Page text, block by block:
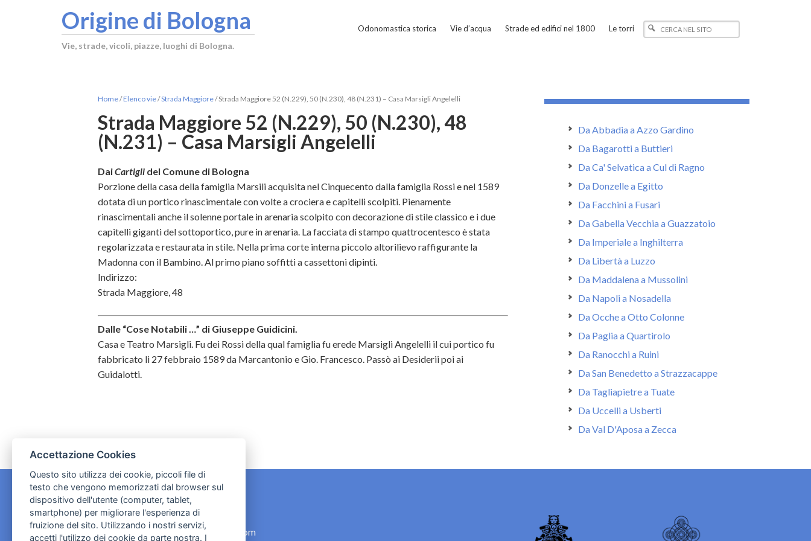
Origine di Bologna
Vie, strade, vicoli, piazze, luoghi di Bologna.
Odonomastica storica Vie d’acqua Strade ed edifici nel 1800 Le torri
Home/Elenco vie/Strada Maggiore/Strada Maggiore 52 (N.229), 50 (N.230), 48 (N.231) – Casa Marsigli Angelelli
Strada Maggiore 52 (N.229), 50 (N.230), 48
(N.231) – Casa Marsigli Angelelli
DaiCartigli del Comune di Bologna
Porzione della casa della famiglia Marsili acquisita nel Cinquecento dalla famiglia Rossi e nel 1589
dotata di un portico rinascimentale con volte a crociera e capitelli scolpiti. Pienamente
rinascimentali anche il solenne portale in arenaria scolpito con decorazione di stile classico e i due
capitelli giganti del sottoportico, pure in arenaria. La facciata di stampo quattrocentesco è stata
regolarizzata e restaurata in stile. Nella prima corte interna piccolo altorilievo raffigurante la
Madonna con il Bambino. Al primo piano soffitti a cassettoni dipinti.
Indirizzo:
Strada Maggiore, 48
Dalle “Cose Notabili …” di Giuseppe Guidicini.
Casa e Teatro Marsigli. Fu dei Rossi della qual famiglia fu erede Marsigli Angelelli il cui portico fu
fabbricato li 27 febbraio 1589 da Marcantonio e Gio. Francesco. Passò ai Desiderii poi ai
Guidalotti.
Da Abbadia a Azzo Gardino
Da Bagarotti a Buttieri
Da Ca' Selvatica a Cul di Ragno
Da Donzelle a Egitto
Da Facchini a Fusari
Da Gabella Vecchia a Guazzatoio
Da Imperiale a Inghilterra
Da Libertà a Luzzo
Da Maddalena a Mussolini
Da Napoli a Nosadella
Da Ocche a Otto Colonne
Da Paglia a Quartirolo
Da Ranocchi a Ruini
Da San Benedetto a Strazzacappe
Da Tagliapietre a Tuate
Da Uccelli a Usberti
Da Val D'Aposa a Zecca
CONTATTI
contact.originebologna@gmail.com
Accettazione Cookies
Questo sito utilizza dei cookie, piccoli file di
testo che vengono memorizzati dal browser sul
dispositivo dell'utente (computer, tablet,
smartphone) per migliorare l'esperienza di
fruizione del sito. Utilizzando i nostri servizi,
accetti l'utilizzo dei cookie da parte nostra. I